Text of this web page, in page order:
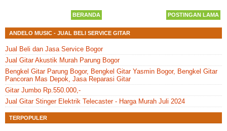
POSTINGAN LAMA
BERANDA
ANDELO MUSIC - JUAL BELI SERVICE GITAR
Jual Beli dan Jasa Service Bogor
Jual Gitar Akustik Murah Parung Bogor
Bengkel Gitar Parung Bogor, Bengkel Gitar Yasmin Bogor, Bengkel Gitar
Pancoran Mas Depok, Jasa Reparasi Gitar
Gitar Jumbo Rp.550.000,-
Jual Gitar Stinger Elektrik Telecaster - Harga Murah Juli 2024
TERPOPULER